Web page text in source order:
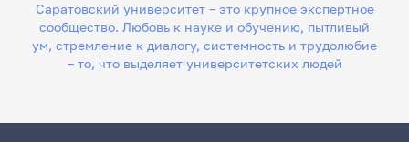
Саратовский университет – это крупное экспертное
сообщество. Любовь к науке и обучению, пытливый
ум, стремление к диалогу, системность и трудолюбие
– то, что выделяет университетских людей